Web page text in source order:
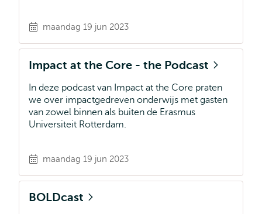
maandag 19 jun 2023
Impact at the Core - the Podcast
In deze podcast van Impact at the Core praten
we over impactgedreven onderwijs met gasten
van zowel binnen als buiten de Erasmus
Universiteit Rotterdam.
maandag 19 jun 2023
BOLDcast